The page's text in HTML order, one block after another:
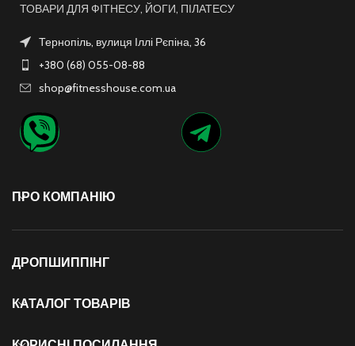
ТОВАРИ ДЛЯ ФІТНЕСУ, ЙОГИ, ПІЛАТЕСУ
Тернопіль, вулиця Іллі Рєпіна, 36
+380 (68) 055-08-88
shop@fitnesshouse.com.ua
ПРО КОМПАНІЮ
ДРОПШИППІНГ
КАТАЛОГ ТОВАРІВ